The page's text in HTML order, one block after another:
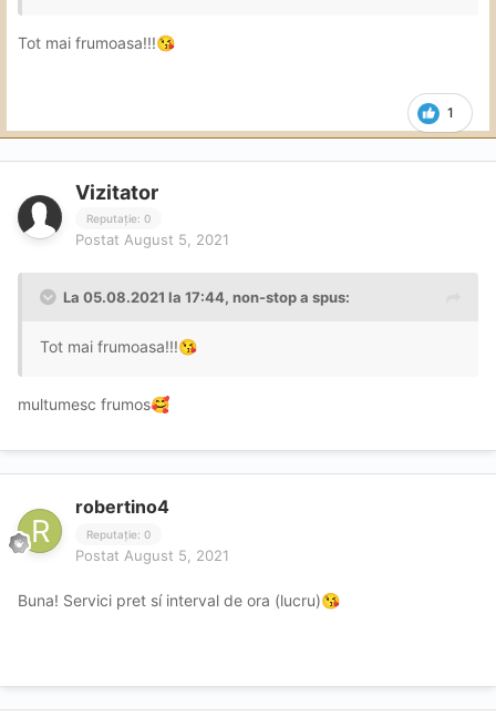
Tot mai frumoasa!!!😘
1
Vizitator
Reputație: 0
Postat August 5, 2021
La 05.08.2021 la 17:44, non-stopa spus:
Tot mai frumoasa!!!😘
multumesc frumos🥰
robertino4
Reputație: 0
Postat August 5, 2021
Buna! Servici pret sí interval de ora (lucru)😘